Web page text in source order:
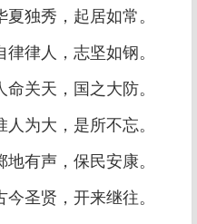
独秀，起居如常。
律人，志坚如钢。
关天，国之大防。
为大，是所不忘。
有声，保民安康。
圣贤，开来继往。